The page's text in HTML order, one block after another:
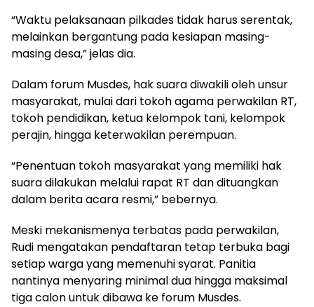
“Waktu pelaksanaan pilkades tidak harus serentak,
melainkan bergantung pada kesiapan masing-
masing desa,” jelas dia.
Dalam forum Musdes, hak suara diwakili oleh unsur
masyarakat, mulai dari tokoh agama perwakilan RT,
tokoh pendidikan, ketua kelompok tani, kelompok
perajin, hingga keterwakilan perempuan.
“Penentuan tokoh masyarakat yang memiliki hak
suara dilakukan melalui rapat RT dan dituangkan
dalam berita acara resmi,” bebernya.
Meski mekanismenya terbatas pada perwakilan,
Rudi mengatakan pendaftaran tetap terbuka bagi
setiap warga yang memenuhi syarat. Panitia
nantinya menyaring minimal dua hingga maksimal
tiga calon untuk dibawa ke forum Musdes.